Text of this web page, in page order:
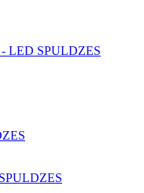
LED SPULDZES